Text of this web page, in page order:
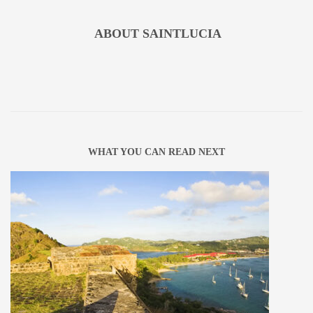
ABOUT SAINTLUCIA
WHAT YOU CAN READ NEXT